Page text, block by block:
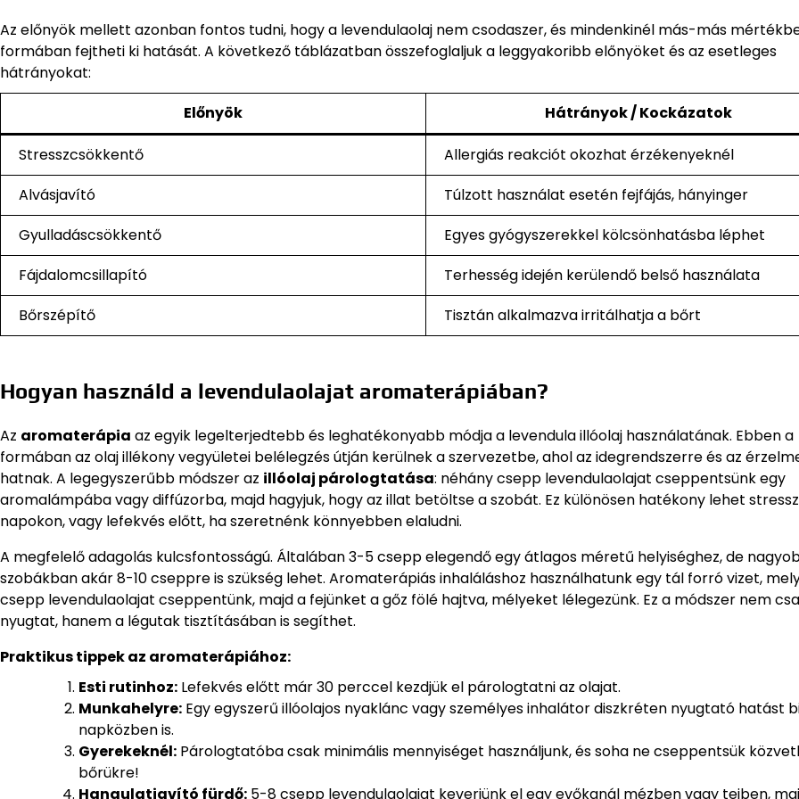
Az előnyök mellett azonban fontos tudni, hogy a levendulaolaj nem csodaszer, és mindenkinél más-más
formában fejtheti ki hatását. A következő táblázatban összefoglaljuk a leggyakoribb előnyöket és az esetleges
hátrányokat:
Előnyök
Hátrányok / Kockázatok
Stresszcsökkentő
Allergiás reakciót okozhat érzékenyeknél
Alvásjavító
Túlzott használat esetén fejfájás, hányinger
Gyulladáscsökkentő
Egyes gyógyszerekkel kölcsönhatásba léphet
Fájdalomcsillapító
Terhesség idején kerülendő belső használata
Bőrszépítő
Tisztán alkalmazva irritálhatja a bőrt
Hogyan használd a levendulaolajat aromaterápiában?
Az aromaterápia az egyik legelterjedtebb és leghatékonyabb módja a levendula illóolaj használatának. Ebben a
formában az olaj illékony vegyületei belélegzés útján kerülnek a szervezetbe, ahol az idegrendszerre és az
hatnak. A legegyszerűbb módszer az illóolaj párologtatása: néhány csepp levendulaolajat cseppentsünk egy
aromalámpába vagy diffúzorba, majd hagyjuk, hogy az illat betöltse a szobát. Ez különösen hatékony lehet
napokon, vagy lefekvés előtt, ha szeretnénk könnyebben elaludni.
A megfelelő adagolás kulcsfontosságú. Általában 3-5 csepp elegendő egy átlagos méretű helyiséghez, de
szobákban akár 8-10 cseppre is szükség lehet. Aromaterápiás inhaláláshoz használhatunk egy tál forró vizet,
csepp levendulaolajat cseppentünk, majd a fejünket a gőz fölé hajtva, mélyeket lélegezünk. Ez a módszer nem
nyugtat, hanem a légutak tisztításában is segíthet.
Praktikus tippek az aromaterápiához:
Esti rutinhoz: Lefekvés előtt már 30 perccel kezdjük el párologtatni az olajat.
Munkahelyre: Egy egyszerű illóolajos nyaklánc vagy személyes inhalátor diszkréten nyugtató hatást
napközben is.
Gyerekeknél: Párologtatóba csak minimális mennyiséget használjunk, és soha ne cseppentsük
bőrükre!
Hangulatjavító fürdő: 5-8 csepp levendulaolajat keverjünk el egy evőkanál mézben vagy tejben,